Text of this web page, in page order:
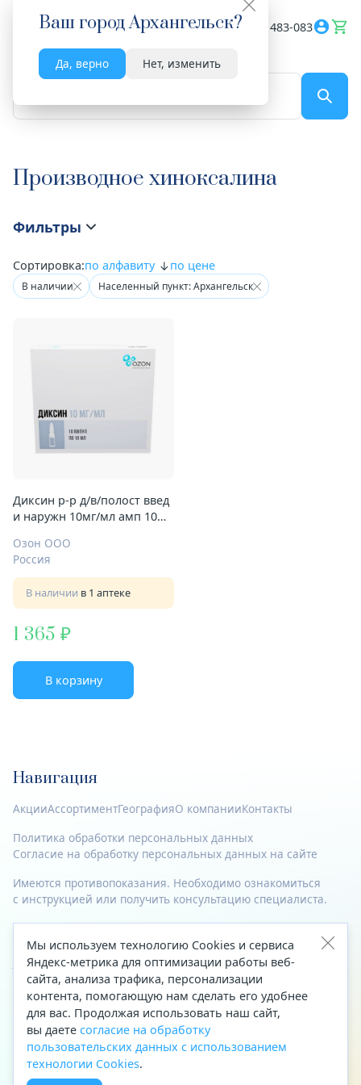
Ваш городАрхангельск?
Да, верно Нет, изменить
Весь сайт 8182 483-083
Производное хиноксалина
Фильтры
Сортировка:по алфавиту по цене
В наличии Населенный пункт: Архангельск
Диксин р-р д/в/полост введ
и наружн 10мг/мл амп 10мл
Озон ООО
Россия
В наличии в 1 аптеке
1 365
В корзину
Навигация
АкцииАссортиментГеографияО компанииКонтакты
Политика обработки персональных данных
Согласие на обработку персональных данных на сайте
Имеются противопоказания. Необходимо ознакомиться
с инструкцией или получить консультацию специалиста.
© 2023—2026 Все права защищены.
Адрес
Архангельск, ул. Папанина, д. 19 (вход в здание со стороны
автоцентра «Тойота»)
Приемная Генерального директора
Телефон
+7 (8182) 63-60-31
Факс
+7 (8182) 68-66-71
Мы используем технологию Cookies и сервиса
Яндекс-метрика для оптимизации работы веб-
сайта, анализа трафика, персонализации
контента, помогающую нам сделать его удобнее
для вас. Продолжая использовать наш сайт,
вы даете согласие на обработку
пользовательских данных с использованием
технологии Cookies.